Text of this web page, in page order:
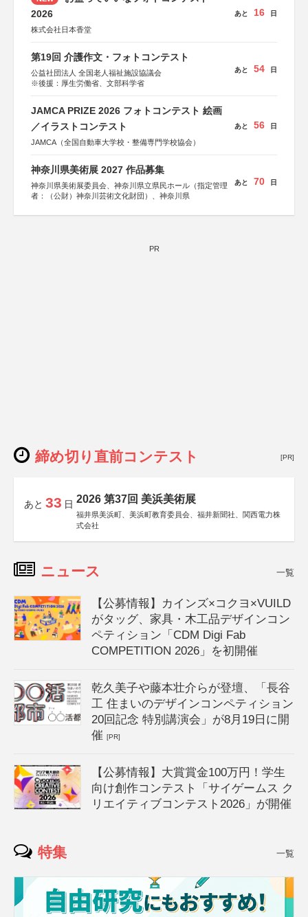
2026
株式会社日本香堂
あと 16 日
第19回 介護作文・フォトコンテスト
公益社団法人 全国老人福祉施設協議会
※後援：厚生労働省、文部科学省
あと 54 日
JAMCA PRIZE 2026 フォトコンテスト 絵画
／イラストコンテスト
JAMCA（全国自動車大学校・整備専門学校協会）
あと 56 日
神奈川県美術展 2027 作品募集
神奈川県美術展委員会、神奈川県立県民ホール（指定管理
者：（公財）神奈川芸術文化財団）、神奈川県
あと 70 日
PR
締め切り直前コンテスト [PR]
あと 33 日 2026 第37回 美浜美術展
福井県美浜町、美浜町教育委員会、福井新聞社、関西電力株
式会社
ニュース 一覧
【公募情報】カインズ×コクヨ×VUILD
がタッグ、家具・木工品デザインコン
ペティション「CDM Digi Fab
COMPETITION 2026」を初開催
乾久美子や藤本壮介らが登壇、「長谷
工 住まいのデザインコンペティション
20回記念 特別講演会」が8月19日に開
催[PR]
【公募情報】大賞賞金100万円！学生
向け創作コンテスト「サイゲームス ク
リエイティブコンテスト2026」が開催
特集 一覧